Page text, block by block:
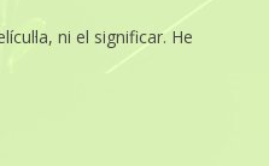
ni el significar. He